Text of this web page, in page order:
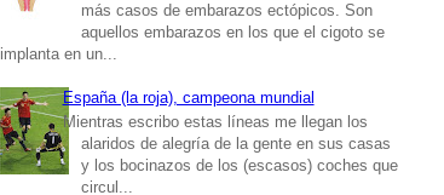
más casos de embarazos ectópicos. Son
aquellos embarazos en los que el cigoto se
implanta en un...
España (la roja), campeona mundial
Mientras escribo estas líneas me llegan los
alaridos de alegría de la gente en sus casas
y los bocinazos de los (escasos) coches que
circul...